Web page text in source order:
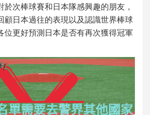
於次棒球賽和日本隊感興趣的朋友，
顧日本過往的表現以及認識世界棒球
位更好預測日本是否有再次獲得冠軍